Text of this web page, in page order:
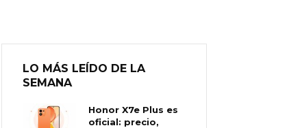
LO MÁS LEÍDO DE LA
SEMANA
Honor X7e Plus es
oficial: precio,